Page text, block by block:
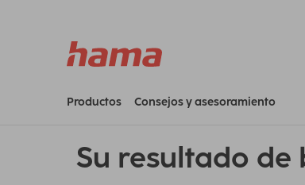
Productos Consejos y asesoramiento
Su resultado de